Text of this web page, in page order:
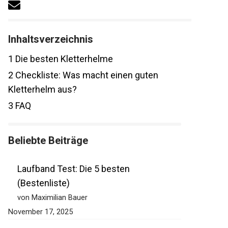
Inhaltsverzeichnis
1 Die besten Kletterhelme
2 Checkliste: Was macht einen guten
Kletterhelm aus?
3 FAQ
Beliebte Beiträge
Laufband Test: Die 5 besten
(Bestenliste)
von Maximilian Bauer
November 17, 2025